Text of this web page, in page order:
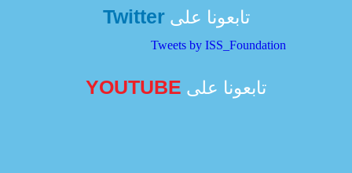
تابعونا علىTwitter
Tweets by ISS_Foundation
تابعونا على YOUTUBE